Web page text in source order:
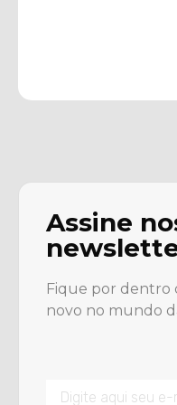
Assine
Fique por dentro
novo no mundo